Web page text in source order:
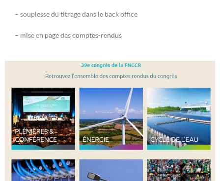
– souplesse du titrage dans le back office
– mise en page des comptes-rendus